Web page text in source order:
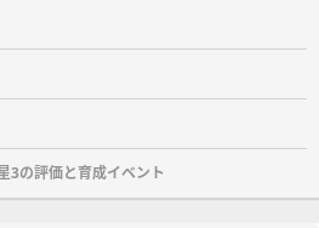
3の評価と育成イベント